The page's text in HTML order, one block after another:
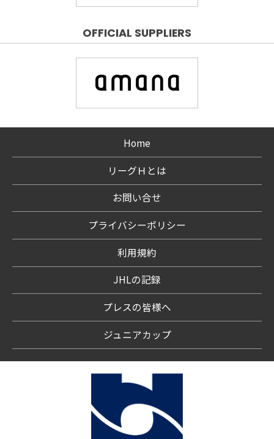
OFFICIAL SUPPLIERS
Home
リーグＨとは
お問い合せ
プライバシーポリシー
利用規約
JHLの記録
プレスの皆様へ
ジュニアカップ